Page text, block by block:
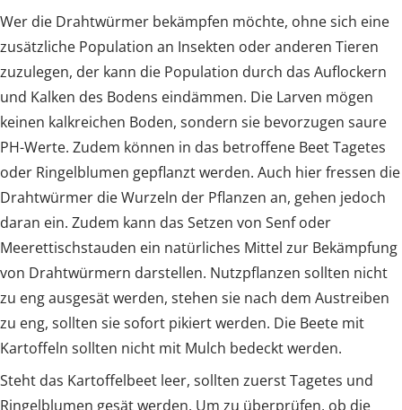
Wer die Drahtwürmer bekämpfen möchte, ohne sich eine
zusätzliche Population an Insekten oder anderen Tieren
zuzulegen, der kann die Population durch das Auflockern
und Kalken des Bodens eindämmen. Die Larven mögen
keinen kalkreichen Boden, sondern sie bevorzugen saure
PH-Werte. Zudem können in das betroffene Beet Tagetes
oder Ringelblumen gepflanzt werden. Auch hier fressen die
Drahtwürmer die Wurzeln der Pflanzen an, gehen jedoch
daran ein. Zudem kann das Setzen von Senf oder
Meerettischstauden ein natürliches Mittel zur Bekämpfung
von Drahtwürmern darstellen. Nutzpflanzen sollten nicht
zu eng ausgesät werden, stehen sie nach dem Austreiben
zu eng, sollten sie sofort pikiert werden. Die Beete mit
Kartoffeln sollten nicht mit Mulch bedeckt werden.
Steht das Kartoffelbeet leer, sollten zuerst Tagetes und
Ringelblumen gesät werden. Um zu überprüfen, ob die